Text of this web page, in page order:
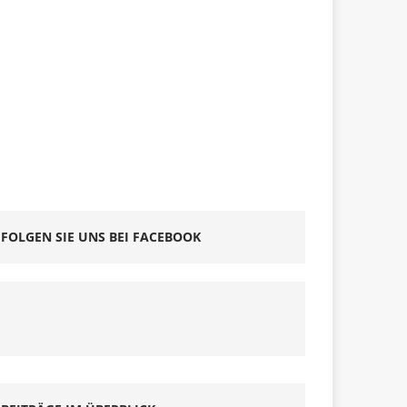
FOLGEN SIE UNS BEI FACEBOOK